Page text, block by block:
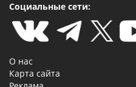
Социальные сети:
О нас
Карта сайта